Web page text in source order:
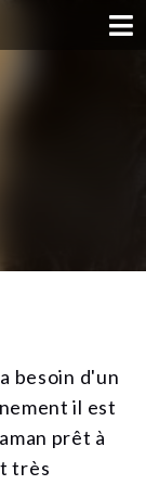
besoin d'un
il est
prêt à
très